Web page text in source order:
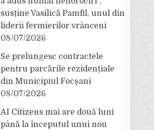
susține Vasilică Pamfil, unul din
liderii fermierilor vrânceni
08/07/2026
Se prelungesc contractele
pentru parcările rezidențiale
din Municipiul Focșani
08/07/2026
AI Citizens mai are două luni
până la începutul unui nou